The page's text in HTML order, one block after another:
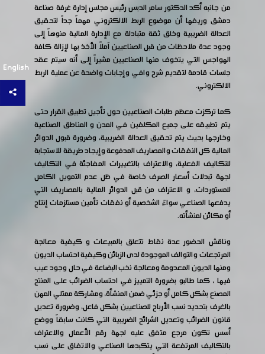
English
من جانبه أكد الدكتور سامر الدبس رئيس مجلس إدارة غرفة صناعة
دمشق وريفها أن موضوع الربط الالكتروني مهماً جداً لتحقيق
العدالة الضريبية وخلق ثقة متبادلة مع الإدارة المالية منوهاً إلى
وجود عدة ملاحظات من قبل الصناعيين آملاً الأخذ بها لإزالة كافة
الهواجس التي يتخوف منها الصناعيين مشيراً إلى أنه سيتم عقد
جلسات قادمة لتقديم شرح وافي وإجابات واضحة عن عملية الربط
الالكتروني.
كما تركزت معظم طلبات الصناعيين حول تأجيل تطبيق القرار حتى
يتم تطبيقه على جميع المكلفين في المدن و المناطق الصناعية
وخارجها بحيث يتم تحقيق العدالة الضريبية، وضرورة قبول الدوائر
المالية كل النفقات والمصاريف المدفوعة وإيجاد طريقة للاستجابة
للتكاليف الفعلية، والاعتراف بالتغييرات المفاجئة في التكاليف
لجهة تبدلات أسعار الصرف خاصة في ظل عدم التمويل الكامل
للمستوردات، و الاعتراف من قبل الدوائر المالية بالمصاريف التي
يدفعها الصناعي سواءً الشخصية أو نفقات تأمين مستلزمات إنتاج
أو مكائن لمنشأته.
وناقش الحضور عدة نقاط تتعلق بالمبيعات و كيفية معالجة
المرتجعات والتوالف الموجودة لدى الزبائن وكيفية احتساب الديون
ومنها الديون المعدومة ومعالجة نخب البضاعة في حال وجود عيب
فيها ، كما طالبو بضرورة التمييز في احتساب الضرائب على المنتج
المصنع بشكل كامل أو جزئي ضمن المنشأة، ومشاركة ممثلي المهن
بالغرف بتحديد نسب الأرباح للصناعيين بشكل فاعل، وضرورة تعديل
قانون الضرائب وتعديل الشرائح الضريبية التي كانت سابقاً ووضع
أسس تكون مرجع متفق عليه لجهة رقم الأعمال والاعتراف
بالتكاليف المرتفعة التي يتكبدها الصناعي والاتفاق على نسب